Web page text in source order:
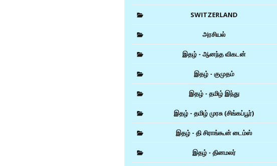
SWITZERLAND
அரசியல்
இதழ் - ஆனந்த விகடன்
இதழ் - குமுதம்
இதழ் - தமிழ் இந்து
இதழ் - தமிழ் முரசு (சிங்கப்பூர்)
இதழ் - தி சிராங்கூன் டைம்ஸ்
இதழ் - தினமலர்